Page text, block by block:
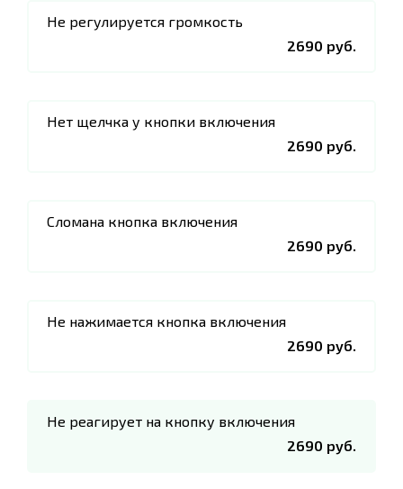
Не регулируется громкость
2690 руб.
Нет щелчка у кнопки включения
2690 руб.
Сломана кнопка включения
2690 руб.
Не нажимается кнопка включения
2690 руб.
Не реагирует на кнопку включения
2690 руб.